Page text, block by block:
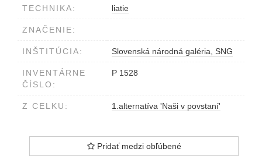
TECHNIKA: liatie
ZNAČENIE:
INŠTITÚCIA: Slovenská národná galéria, SNG
INVENTÁRNE
ČÍSLO:
P 1528
Z CELKU: 1.alternatíva 'Naši v povstaní'
Pridať medzi obľúbené